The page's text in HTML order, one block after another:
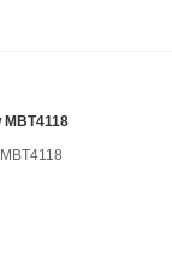
MBT4118